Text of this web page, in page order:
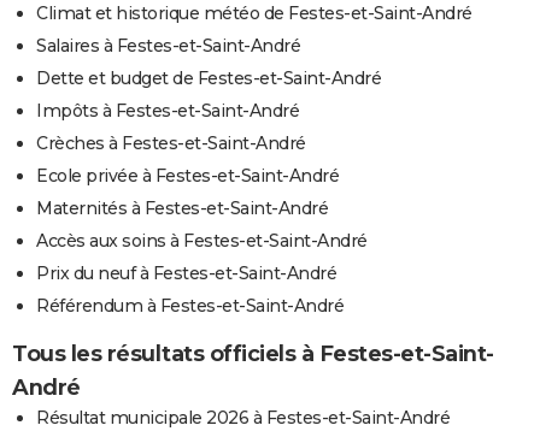
Climat et historique météo de Festes-et-Saint-André
Salaires à Festes-et-Saint-André
Dette et budget de Festes-et-Saint-André
Impôts à Festes-et-Saint-André
Crèches à Festes-et-Saint-André
Ecole privée à Festes-et-Saint-André
Maternités à Festes-et-Saint-André
Accès aux soins à Festes-et-Saint-André
Prix du neuf à Festes-et-Saint-André
Référendum à Festes-et-Saint-André
Tous les résultats officiels à Festes-et-Saint-
André
Résultat municipale 2026 à Festes-et-Saint-André